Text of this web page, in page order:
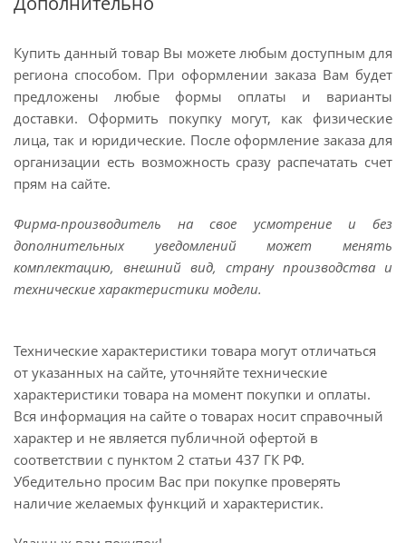
Купить данный товар Вы можете любым доступным для
региона способом. При оформлении заказа Вам будет
предложены любые формы оплаты и варианты
доставки. Оформить покупку могут, как физические
лица, так и юридические. После оформление заказа для
организации есть возможность сразу распечатать счет
прям на сайте.
Фирма-производитель на свое усмотрение и без
дополнительных уведомлений может менять
комплектацию, внешний вид, страну производства и
технические характеристики модели.
Технические характеристики товара могут отличаться
от указанных на сайте, уточняйте технические
характеристики товара на момент покупки и оплаты.
Вся информация на сайте о товарах носит справочный
характер и не является публичной офертой в
соответствии с пунктом 2 статьи 437 ГК РФ.
Убедительно просим Вас при покупке проверять
наличие желаемых функций и характеристик.